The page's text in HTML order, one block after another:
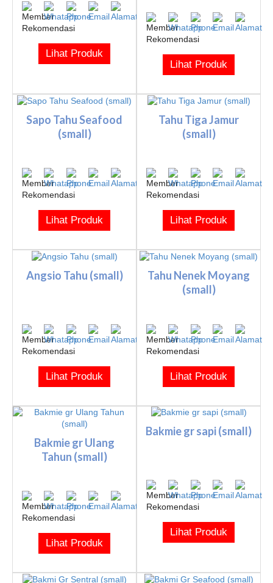
Lihat Produk
Lihat Produk
Sapo Tahu Seafood
(small)
Lihat Produk
Tahu Tiga Jamur
(small)
Lihat Produk
Angsio Tahu (small)
Lihat Produk
Tahu Nenek Moyang
(small)
Lihat Produk
Bakmie gr Ulang
Tahun (small)
Lihat Produk
Bakmie gr sapi (small)
Lihat Produk